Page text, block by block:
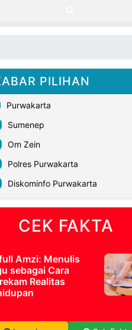
PILIHAN
Purwakarta
Sumenep
Om Zein
Polres Purwakarta
Diskominfo Purwakarta
CEK FAKTA
Amzi: Menulis
sebagai Cara
Realitas